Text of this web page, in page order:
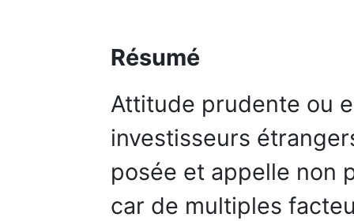
Résumé
Attitude prudente ou
investisseurs
posée et appelle non
car de multiples